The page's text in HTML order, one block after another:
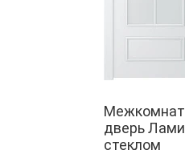
дверь
стеклом